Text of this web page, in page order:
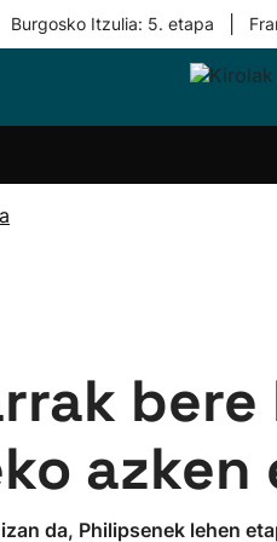
Burgosko Itzulia: 5. etapa
Taldeak
da, Philipsenek lehen